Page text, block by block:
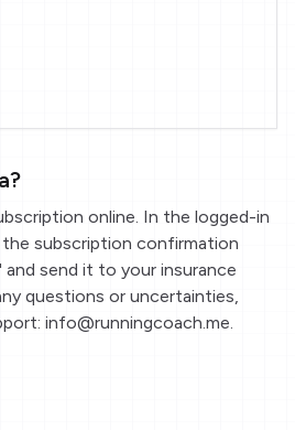
online. In the logged-in
subscription confirmation
send it to your insurance
questions or uncertainties,
info@runningcoach.me.